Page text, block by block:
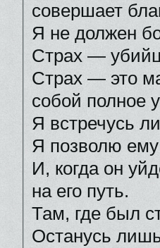
совершает
Я не должен
Страх —
Страх — это
собой полное
Я встречусь
Я позволю ему
И, когда он
на его путь.
Там, где был
Останусь